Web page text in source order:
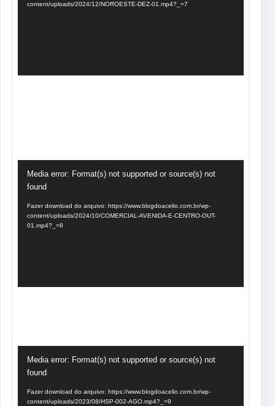
content/uploads/2024/12/NOROESTE-DEZ-01.mp4?_=7
de
Media error: Format(s) not supported or source(s) not
found
Fazer download do arquivo: https://www.blogdoacelio.com.br/wp-
content/uploads/2024/10/COMERCIAL-AVENIDA-E-CENTRO-OUT-
01.mp4?_=8
de
Media error: Format(s) not supported or source(s) not
found
Fazer download do arquivo: https://www.blogdoacelio.com.br/wp-
content/uploads/2023/08/HSP-002-AGO.mp4?_=9